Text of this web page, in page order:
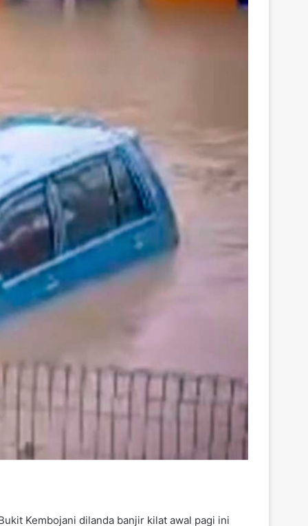
Kembojani dilanda banjir kilat awal pagi ini